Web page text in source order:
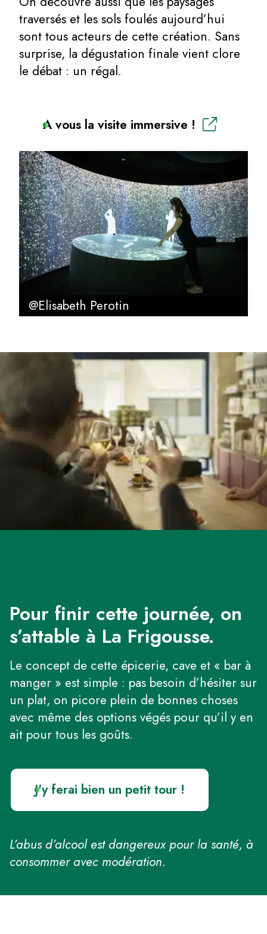
traversés et les sols foulés aujourd’hui
sont tous acteurs de cette création. Sans
surprise, la dégustation finale vient clore
le débat : un régal.
A vous la visite immersive !
@Elisabeth Perotin
Pour finir cette journée, on
s’attable à La Frigousse.
Le concept de cette épicerie, cave et « bar à
manger » est simple : pas besoin d’hésiter sur
un plat, on picore plein de bonnes choses
avec même des options végés pour qu’il y en
ait pour tous les goûts.
J'y ferai bien un petit tour !
L’abus d’alcool est dangereux pour la santé, à
consommer avec modération.